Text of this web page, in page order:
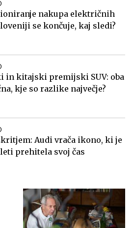
nakupa električnih
se končuje, kaj sledi?
in kitajski premijski SUV: oba
kje so razlike največje?
Audi vrača ikono, ki je
prehitela svoj čas